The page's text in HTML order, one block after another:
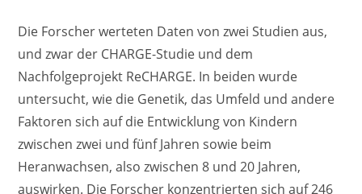
Die Forscher werteten Daten von zwei Studien aus,
und zwar der CHARGE-Studie und dem
Nachfolgeprojekt ReCHARGE. In beiden wurde
untersucht, wie die Genetik, das Umfeld und andere
Faktoren sich auf die Entwicklung von Kindern
zwischen zwei und fünf Jahren sowie beim
Heranwachsen, also zwischen 8 und 20 Jahren,
auswirken. Die Forscher konzentrierten sich auf 246